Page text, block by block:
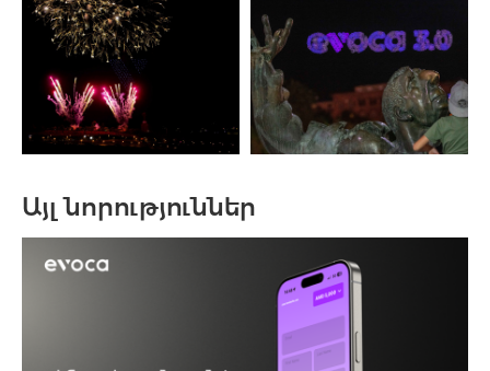
Այլ նորություններ